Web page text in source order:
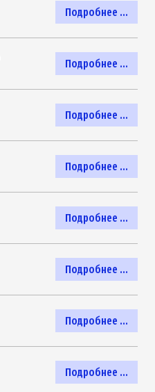
Подробнее ...
Подробнее ...
Подробнее ...
Подробнее ...
Подробнее ...
Подробнее ...
Подробнее ...
Подробнее ...